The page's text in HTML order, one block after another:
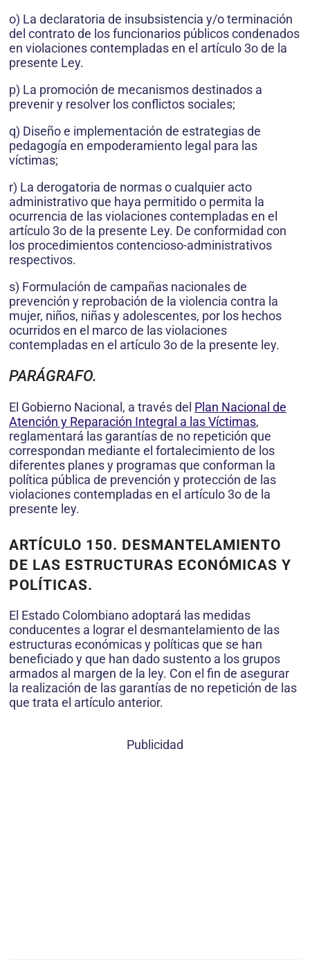
o) La declaratoria de insubsistencia y/o terminación
del contrato de los funcionarios públicos condenados
en violaciones contempladas en el artículo 3o de la
presente Ley.
p) La promoción de mecanismos destinados a
prevenir y resolver los conflictos sociales;
q) Diseño e implementación de estrategias de
pedagogía en empoderamiento legal para las
víctimas;
r) La derogatoria de normas o cualquier acto
administrativo que haya permitido o permita la
ocurrencia de las violaciones contempladas en el
artículo 3o de la presente Ley. De conformidad con
los procedimientos contencioso-administrativos
respectivos.
s) Formulación de campañas nacionales de
prevención y reprobación de la violencia contra la
mujer, niños, niñas y adolescentes, por los hechos
ocurridos en el marco de las violaciones
contempladas en el artículo 3o de la presente ley.
PARÁGRAFO.
El Gobierno Nacional, a través del Plan Nacional de
Atención y Reparación Integral a las Víctimas,
reglamentará las garantías de no repetición que
correspondan mediante el fortalecimiento de los
diferentes planes y programas que conforman la
política pública de prevención y protección de las
violaciones contempladas en el artículo 3o de la
presente ley.
ARTÍCULO 150. DESMANTELAMIENTO
DE LAS ESTRUCTURAS ECONÓMICAS Y
POLÍTICAS.
El Estado Colombiano adoptará las medidas
conducentes a lograr el desmantelamiento de las
estructuras económicas y políticas que se han
beneficiado y que han dado sustento a los grupos
armados al margen de la ley. Con el fin de asegurar
la realización de las garantías de no repetición de las
que trata el artículo anterior.
Publicidad